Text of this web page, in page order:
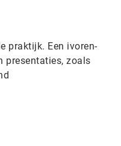
praktijk. Een ivoren-
presentaties, zoals